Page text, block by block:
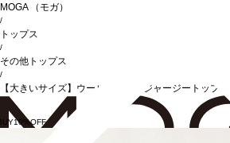
MOGA （モガ）
/
トップス
/
その他トップス
/
【大きいサイズ】ウールシャギージャージートップス